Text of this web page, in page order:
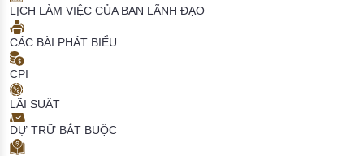
LỊCH LÀM VIỆC CỦA BAN LÃNH ĐẠO
CÁC BÀI PHÁT BIỂU
CPI
LÃI SUẤT
DỰ TRỮ BẮT BUỘC